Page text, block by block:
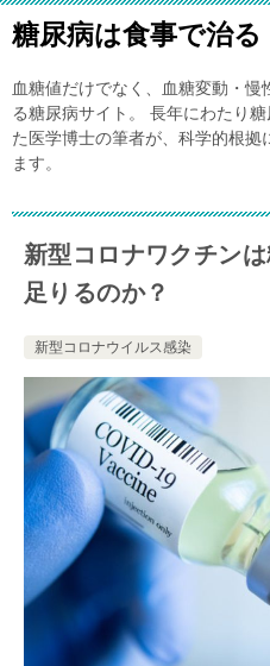
糖尿病は食事で治る
血糖値だけでなく、血糖変動・慢
る糖尿病サイト。 長年にわたり
た医学博士の筆者が、科学的根拠
ます。
新型コロナワクチン
足りるのか？
新型コロナウイルス感染